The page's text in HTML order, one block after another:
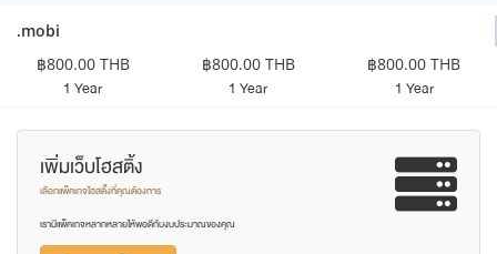
.mobi
฿800.00 THB
1 Year
฿800.00 THB
1 Year
฿800.00 THB
1 Year
เพิ่มเว็บโฮสติ้ง
เลือกแพ็คเกจโฮสติ้งที่คุณต้องการ
เรามีแพ็คเกจหลากหลายให้พอดีกับงบประมาณของคุณ